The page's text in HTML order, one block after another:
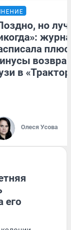
но
в
Олеся Усова
его